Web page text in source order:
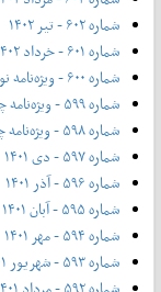
شماره ۶۰۲ - تیر ۱۴۰۲
شماره ۶۰۱ - خرداد ۱۴۰۲
شماره ۶۰۰ - ویژه‌نامه نوروز ۱۴۰۲
شماره ۵۹۹ - ویژه‌نامه چهل سال سینمای جنگ و دفاع مقدس
شماره ۵۹۸ - ویژه‌نامه چهل و یکمین جشنواره فیلم فجر
شماره ۵۹۷ - دی ۱۴۰۱
شماره ۵۹۶ - آذر ۱۴۰۱
شماره ۵۹۵ - آبان ۱۴۰۱
شماره ۵۹۴ - مهر ۱۴۰۱
شماره ۵۹۳ - شهریور ۱۴۰۱ ویژه‌نامه روز ملی سینما